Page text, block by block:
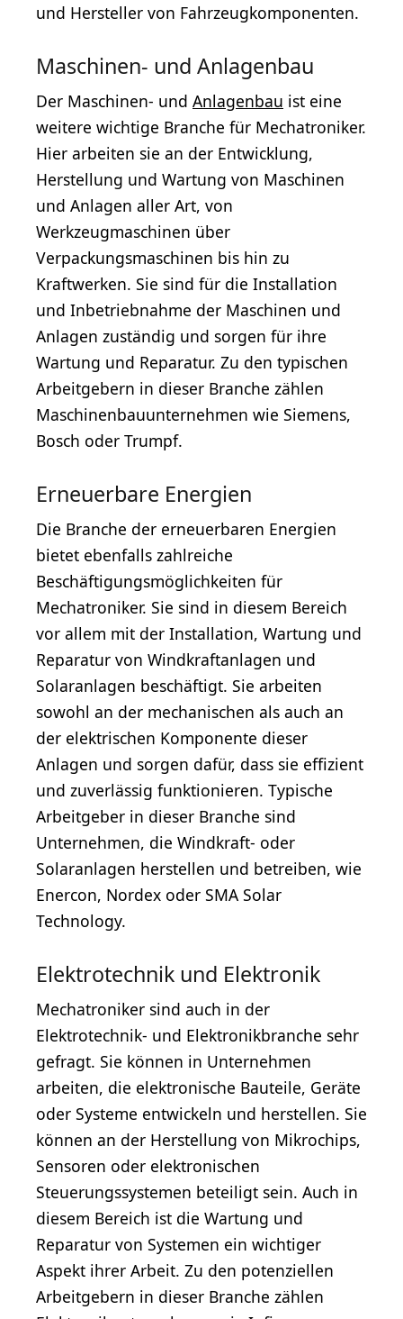
und Hersteller von Fahrzeugkomponenten.
Maschinen- und Anlagenbau
Der Maschinen- und Anlagenbau ist eine
weitere wichtige Branche für Mechatroniker.
Hier arbeiten sie an der Entwicklung,
Herstellung und Wartung von Maschinen
und Anlagen aller Art, von
Werkzeugmaschinen über
Verpackungsmaschinen bis hin zu
Kraftwerken. Sie sind für die Installation
und Inbetriebnahme der Maschinen und
Anlagen zuständig und sorgen für ihre
Wartung und Reparatur. Zu den typischen
Arbeitgebern in dieser Branche zählen
Maschinenbauunternehmen wie Siemens,
Bosch oder Trumpf.
Erneuerbare Energien
Die Branche der erneuerbaren Energien
bietet ebenfalls zahlreiche
Beschäftigungsmöglichkeiten für
Mechatroniker. Sie sind in diesem Bereich
vor allem mit der Installation, Wartung und
Reparatur von Windkraftanlagen und
Solaranlagen beschäftigt. Sie arbeiten
sowohl an der mechanischen als auch an
der elektrischen Komponente dieser
Anlagen und sorgen dafür, dass sie effizient
und zuverlässig funktionieren. Typische
Arbeitgeber in dieser Branche sind
Unternehmen, die Windkraft- oder
Solaranlagen herstellen und betreiben, wie
Enercon, Nordex oder SMA Solar
Technology.
Elektrotechnik und Elektronik
Mechatroniker sind auch in der
Elektrotechnik- und Elektronikbranche sehr
gefragt. Sie können in Unternehmen
arbeiten, die elektronische Bauteile, Geräte
oder Systeme entwickeln und herstellen. Sie
können an der Herstellung von Mikrochips,
Sensoren oder elektronischen
Steuerungssystemen beteiligt sein. Auch in
diesem Bereich ist die Wartung und
Reparatur von Systemen ein wichtiger
Aspekt ihrer Arbeit. Zu den potenziellen
Arbeitgebern in dieser Branche zählen